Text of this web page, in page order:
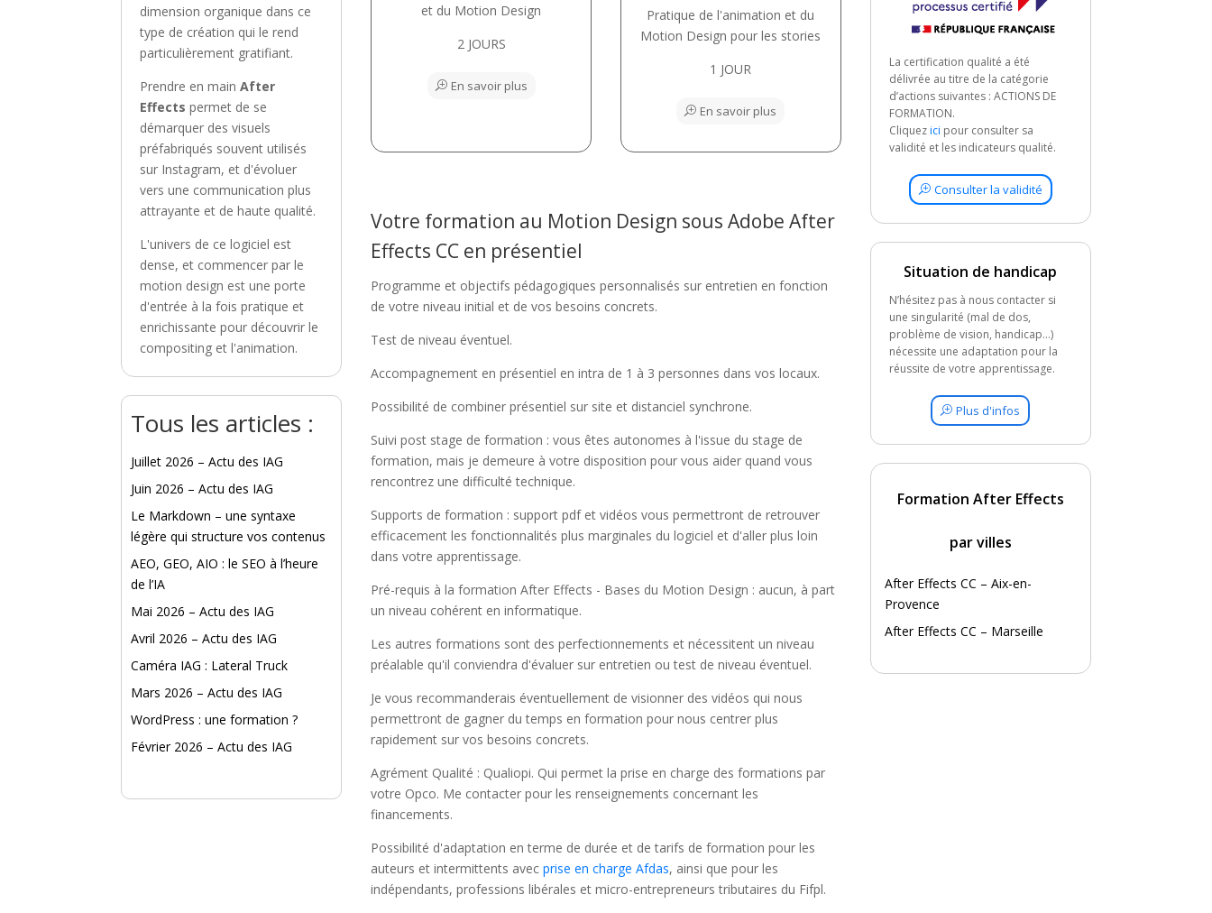
dimension organique dans ce
type de création qui le rend
particulièrement gratifiant.
Prendre en mainAfter
Effects permet de se
démarquer des visuels
préfabriqués souvent utilisés
sur Instagram, et d'évoluer
vers une communication plus
attrayante et de haute qualité.
L'univers de ce logiciel est
dense, et commencer par le
motion design est une porte
d'entrée à la fois pratique et
enrichissante pour découvrir le
compositing et l'animation.
Tous les articles :
Juillet 2026 – Actu des IAG
Juin 2026 – Actu des IAG
Le Markdown – une syntaxe
légère qui structure vos contenus
AEO, GEO, AIO : le SEO à l’heure
de l’IA
Mai 2026 – Actu des IAG
Avril 2026 – Actu des IAG
Caméra IAG : Lateral Truck
Mars 2026 – Actu des IAG
WordPress : une formation ?
Février 2026 – Actu des IAG
et du Motion Design
2 JOURS
En savoir plus
Pratique de l'animation et du
Motion Design pour les stories
1 JOUR
En savoir plus
Votre formation au Motion Design sous Adobe After
Effects CC en présentiel
Programme et objectifs pédagogiques personnalisés sur entretien en fonction
de votre niveau initial et de vos besoins concrets.
Test de niveau éventuel.
Accompagnement en présentiel en intra de 1 à 3 personnes dans vos locaux.
Possibilité de combiner présentiel sur site et distanciel synchrone.
Suivi post stage de formation : vous êtes autonomes à l'issue du stage de
formation, mais je demeure à votre disposition pour vous aider quand vous
rencontrez une difficulté technique.
Supports de formation : support pdf et vidéos vous permettront de retrouver
efficacement les fonctionnalités plus marginales du logiciel et d'aller plus loin
dans votre apprentissage.
Pré-requis à la formation After Effects - Bases du Motion Design : aucun, à part
un niveau cohérent en informatique.
Les autres formations sont des perfectionnements et nécessitent un niveau
préalable qu'il conviendra d'évaluer sur entretien ou test de niveau éventuel.
Je vous recommanderais éventuellement de visionner des vidéos qui nous
permettront de gagner du temps en formation pour nous centrer plus
rapidement sur vos besoins concrets.
Agrément Qualité : Qualiopi. Qui permet la prise en charge des formations par
votre Opco. Me contacter pour les renseignements concernant les
financements.
Possibilité d'adaptation en terme de durée et de tarifs de formation pour les
auteurs et intermittents avecprise en charge Afdas, ainsi que pour les
indépendants, professions libérales et micro-entrepreneurs tributaires du Fifpl.
La certification qualité a été
délivrée au titre de la catégorie
d’actions suivantes : ACTIONS DE
FORMATION.
Cliquezici pour consulter sa
validité et les indicateurs qualité.
Consulter la validité
Situation de handicap
N’hésitez pas à nous contacter si
une singularité (mal de dos,
problème de vision, handicap…)
nécessite une adaptation pour la
réussite de votre apprentissage.
Plus d'infos
Formation After Effects
par villes
After Effects CC – Aix-en-
Provence
After Effects CC – Marseille